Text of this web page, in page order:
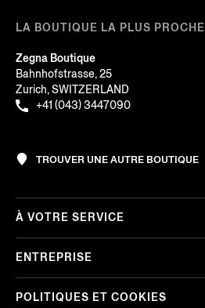
LA BOUTIQUE LA PLUS PROCHE
Zegna Boutique
Bahnhofstrasse, 25
Zurich, SWITZERLAND
+41 (043) 3447090
TROUVER UNE AUTRE BOUTIQUE
À VOTRE SERVICE
ENTREPRISE
POLITIQUES ET COOKIES